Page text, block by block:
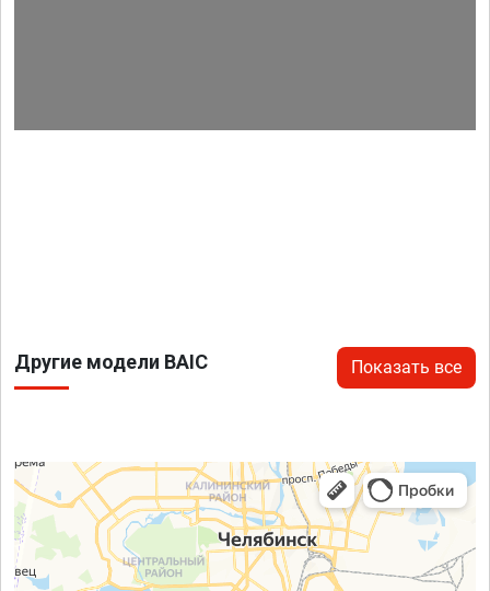
Другие модели BAIC Показать все